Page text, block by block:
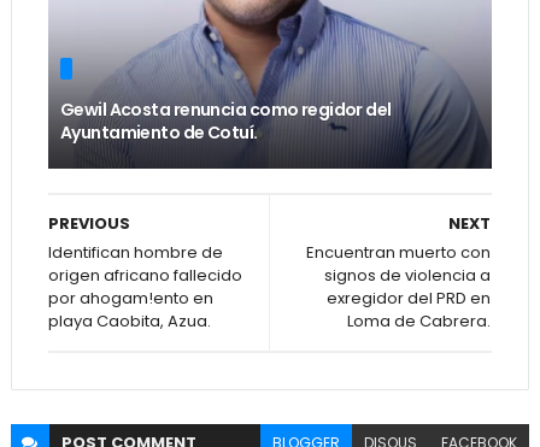
Gewil Acosta renuncia como regidor del
Ayuntamiento de Cotuí.
NEXT
Encuentran muerto con
signos de violencia a
exregidor del PRD en
Loma de Cabrera.
PREVIOUS
Identifican hombre de
origen africano fallecido
por ahogam!ento en
playa Caobita, Azua.